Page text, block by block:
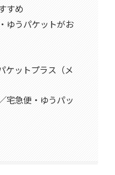
すめ
ゆうパケットがお
ケットプラス（メ
宅急便・ゆうパッ